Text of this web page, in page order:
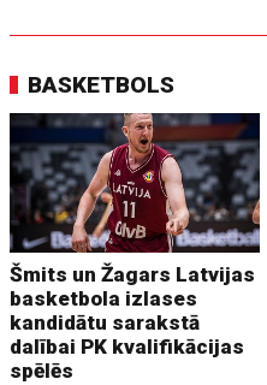
BASKETBOLS
Šmits un Žagars Latvijas
basketbola izlases
kandidātu sarakstā
dalībai PK kvalifikācijas
spēlēs